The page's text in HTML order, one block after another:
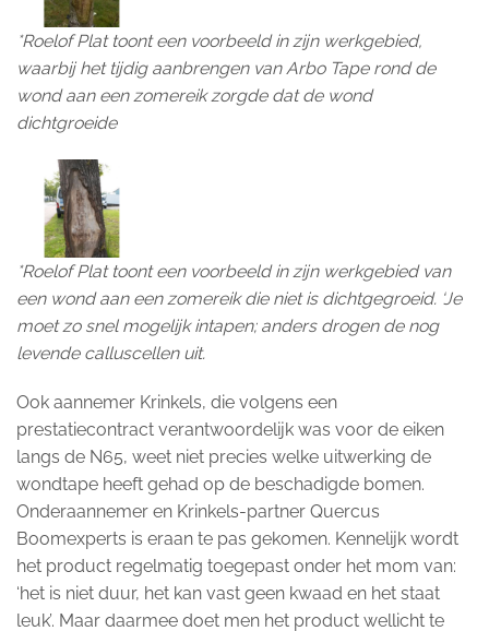
*Roelof Plat toont een voorbeeld in zijn werkgebied,
waarbij het tijdig aanbrengen van Arbo Tape rond de
wond aan een zomereik zorgde dat de wond
dichtgroeide
*Roelof Plat toont een voorbeeld in zijn werkgebied van
een wond aan een zomereik die niet is dichtgegroeid. ‘Je
moet zo snel mogelijk intapen; anders drogen de nog
levende calluscellen uit.
Ook aannemer Krinkels, die volgens een
prestatiecontract verantwoordelijk was voor de eiken
langs de N65, weet niet precies welke uitwerking de
wondtape heeft gehad op de beschadigde bomen.
Onderaannemer en Krinkels-partner Quercus
Boomexperts is eraan te pas gekomen. Kennelijk wordt
het product regelmatig toegepast onder het mom van:
‘het is niet duur, het kan vast geen kwaad en het staat
leuk’. Maar daarmee doet men het product wellicht te